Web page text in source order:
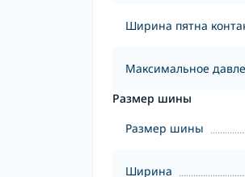
Ширина пятна
Максимальное
Размер шины
Размер шины
Ширина